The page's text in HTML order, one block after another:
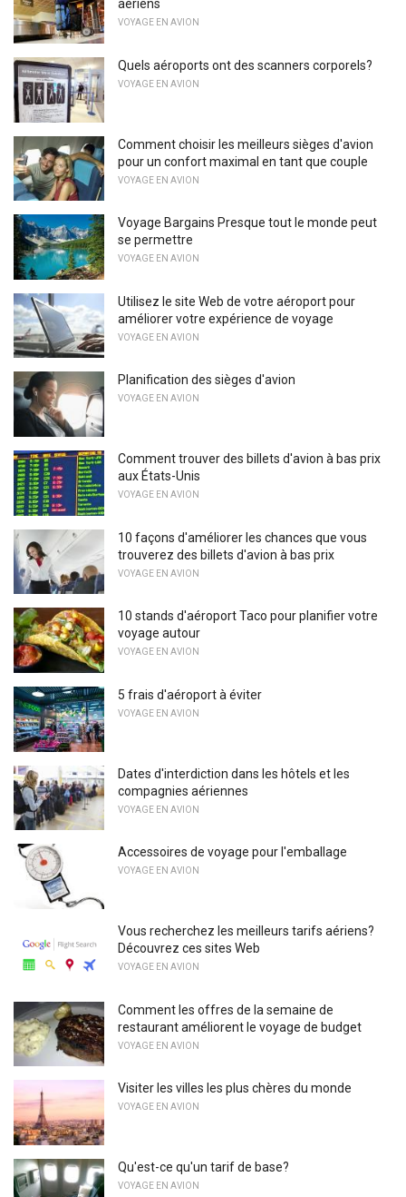
aériens
VOYAGE EN AVION
Quels aéroports ont des scanners corporels?
VOYAGE EN AVION
Comment choisir les meilleurs sièges d'avion
pour un confort maximal en tant que couple
VOYAGE EN AVION
Voyage Bargains Presque tout le monde peut
se permettre
VOYAGE EN AVION
Utilisez le site Web de votre aéroport pour
améliorer votre expérience de voyage
VOYAGE EN AVION
Planification des sièges d'avion
VOYAGE EN AVION
Comment trouver des billets d'avion à bas prix
aux États-Unis
VOYAGE EN AVION
10 façons d'améliorer les chances que vous
trouverez des billets d'avion à bas prix
VOYAGE EN AVION
10 stands d'aéroport Taco pour planifier votre
voyage autour
VOYAGE EN AVION
5 frais d'aéroport à éviter
VOYAGE EN AVION
Dates d'interdiction dans les hôtels et les
compagnies aériennes
VOYAGE EN AVION
Accessoires de voyage pour l'emballage
VOYAGE EN AVION
Vous recherchez les meilleurs tarifs aériens?
Découvrez ces sites Web
VOYAGE EN AVION
Comment les offres de la semaine de
restaurant améliorent le voyage de budget
VOYAGE EN AVION
Visiter les villes les plus chères du monde
VOYAGE EN AVION
Qu'est-ce qu'un tarif de base?
VOYAGE EN AVION